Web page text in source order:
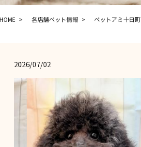
HOME 各店舗ペット情報 ペットアミ十日町
2026/07/02